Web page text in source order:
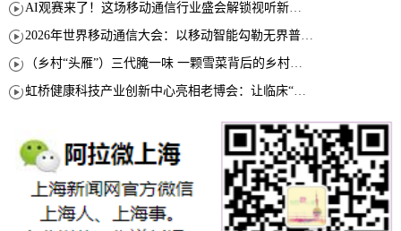
AI观赛来了！这场移动通信行业盛会解锁视听新玩法
2026年世界移动通信大会：以移动智能勾勒无界普惠新愿景
（乡村“头雁”）三代腌一味 一颗雪菜背后的乡村致富经
虹桥健康科技产业创新中心亮相老博会：让临床“需求”定义银发经济新生态